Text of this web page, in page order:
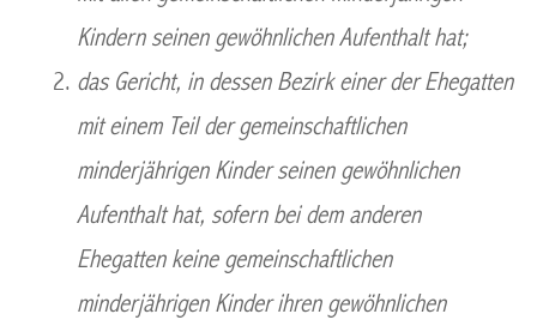
Kindern seinen gewöhnlichen Aufenthalt hat;
das Gericht, in dessen Bezirk einer der Ehegatten
mit einem Teil der gemeinschaftlichen
minderjährigen Kinder seinen gewöhnlichen
Aufenthalt hat, sofern bei dem anderen
Ehegatten keine gemeinschaftlichen
minderjährigen Kinder ihren gewöhnlichen